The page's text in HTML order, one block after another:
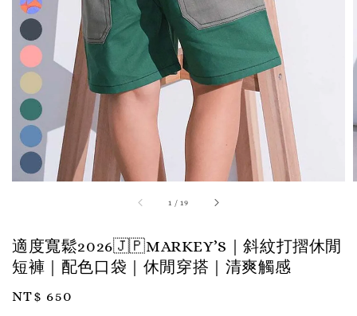
1 /19
適度寬鬆2026🇯🇵MARKEY’S｜斜紋打摺休閒
短褲｜配色口袋｜休閒穿搭｜清爽觸感
Regular
NT$ 650